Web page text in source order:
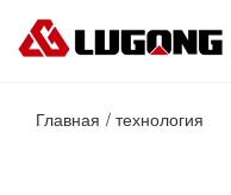
Главная технология